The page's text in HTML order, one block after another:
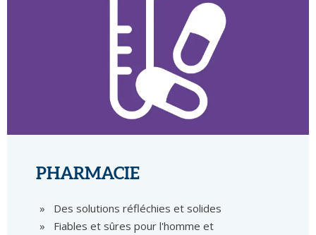
PHARMACIE
Des solutions réfléchies et solides
Fiables et sûres pour l'homme et